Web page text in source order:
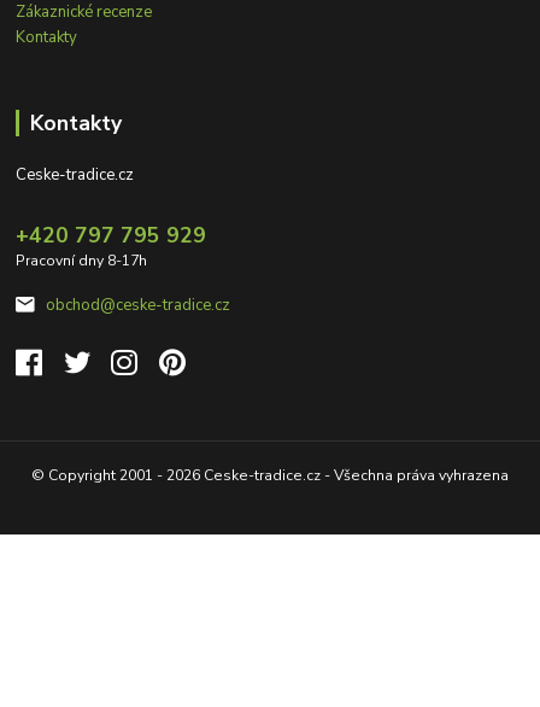
Zákaznické recenze
Kontakty
Kontakty
Ceske-tradice.cz
+420 797 795 929
Pracovní dny 8-17h
obchod@ceske-tradice.cz
© Copyright 2001 - 2026 Ceske-tradice.cz - Všechna práva vyhrazena